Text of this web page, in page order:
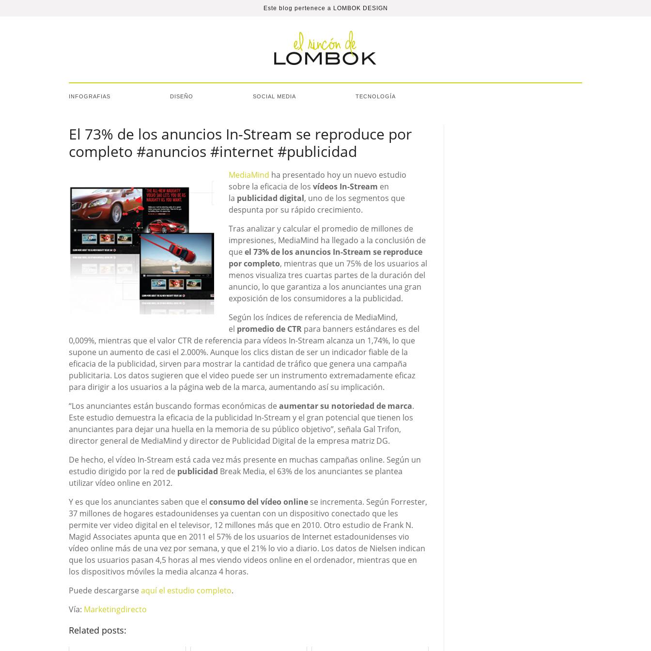
Este blog pertenece a LOMBOK DESIGN
INFOGRAFIAS DISEÑO SOCIAL MEDIA TECNOLOGÍA
El 73% de los anuncios In-Stream se reproduce por
completo #anuncios #internet #publicidad
MediaMind ha presentado hoy un nuevo estudio
sobre la eficacia de los vídeos In-Stream en
la publicidad digital, uno de los segmentos que
despunta por su rápido crecimiento.
Tras analizar y calcular el promedio de millones de
impresiones, MediaMind ha llegado a la conclusión de
que el 73% de los anuncios In-Stream se reproduce
por completo, mientras que un 75% de los usuarios al
menos visualiza tres cuartas partes de la duración del
anuncio, lo que garantiza a los anunciantes una gran
exposición de los consumidores a la publicidad.
Según los índices de referencia de MediaMind,
el promedio de CTR para banners estándares es del
0,009%, mientras que el valor CTR de referencia para vídeos In-Stream alcanza un 1,74%, lo que
supone un aumento de casi el 2.000%. Aunque los clics distan de ser un indicador fiable de la
eficacia de la publicidad, sirven para mostrar la cantidad de tráfico que genera una campaña
publicitaria. Los datos sugieren que el video puede ser un instrumento extremadamente eficaz
para dirigir a los usuarios a la página web de la marca, aumentando así su implicación.
“Los anunciantes están buscando formas económicas de aumentar su notoriedad de marca.
Este estudio demuestra la eficacia de la publicidad In-Stream y el gran potencial que tienen los
anunciantes para dejar una huella en la memoria de su público objetivo”, señala Gal Trifon,
director general de MediaMind y director de Publicidad Digital de la empresa matriz DG.
De hecho, el vídeo In-Stream está cada vez más presente en muchas campañas online. Según un
estudio dirigido por la red de publicidad Break Media, el 63% de los anunciantes se plantea
utilizar vídeo online en 2012.
Y es que los anunciantes saben que el consumo del vídeo online se incrementa. Según Forrester,
37 millones de hogares estadounidenses ya cuentan con un dispositivo conectado que les
permite ver video digital en el televisor, 12 millones más que en 2010. Otro estudio de Frank N.
Magid Associates apunta que en 2011 el 57% de los usuarios de Internet estadounidenses vio
vídeo online más de una vez por semana, y que el 21% lo vio a diario. Los datos de Nielsen indican
que los usuarios pasan 4,5 horas al mes viendo videos online en el ordenador, mientras que en
los dispositivos móviles la media alcanza 4 horas.
Puede descargarse aquí el estudio completo.
Vía: Marketingdirecto
Related posts: